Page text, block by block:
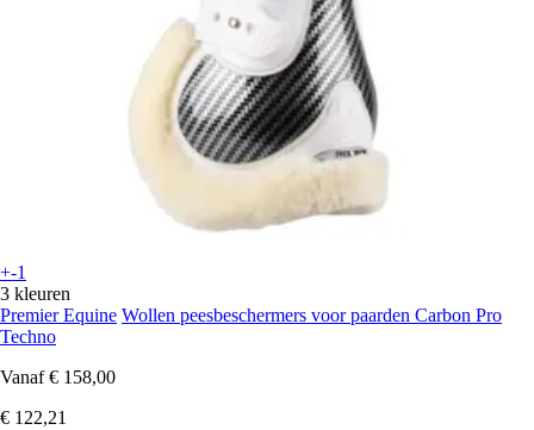
+-1
3 kleuren
Premier Equine Wollen peesbeschermers voor paarden Carbon Pro
Techno
Vanaf € 158,00
€ 122,21